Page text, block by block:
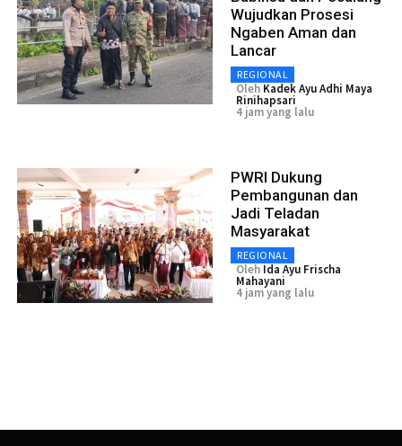
Wujudkan Prosesi
Ngaben Aman dan
Lancar
REGIONAL
Oleh Kadek Ayu Adhi Maya
Rinihapsari
4 jam yang lalu
PWRI Dukung
Pembangunan dan
Jadi Teladan
Masyarakat
REGIONAL
Oleh Ida Ayu Frischa
Mahayani
4 jam yang lalu